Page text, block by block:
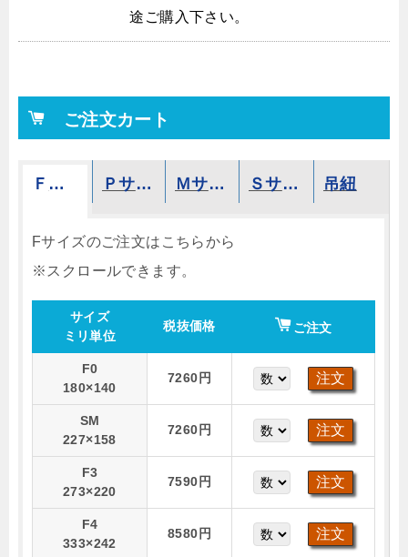
途ご購入下さい。
ご注文カート
Ｆサイズ Ｐサイズ Ｍサイズ Ｓサイズ 吊紐
Fサイズのご注文はこちらから
サイズ
ミリ単位
税抜価格 ご注文
F0
180×140
7260円
SM
227×158
7260円
F3
273×220
7590円
F4
333×242
8580円